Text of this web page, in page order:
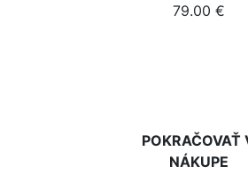
79.00 €
POKRAČOVAŤ
NÁKUPE